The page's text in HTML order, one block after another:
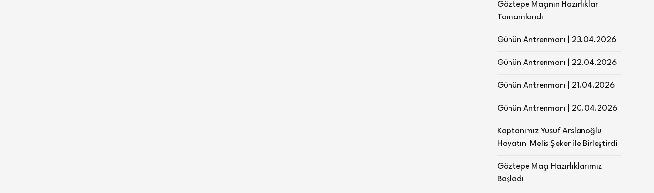
Göztepe Maçının Hazırlıkları
Tamamlandı
Günün Antrenmanı | 23.04.2026
Günün Antrenmanı | 22.04.2026
Günün Antrenmanı | 21.04.2026
Günün Antrenmanı | 20.04.2026
Kaptanımız Yusuf Arslanoğlu
Hayatını Melis Şeker ile Birleştirdi
Göztepe Maçı Hazırlıklarımız
Başladı